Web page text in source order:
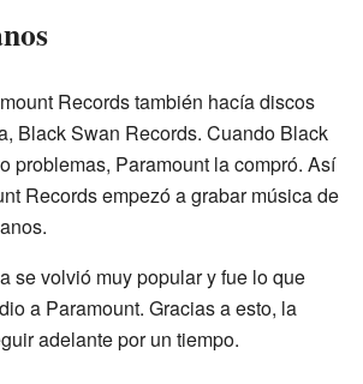
Records también hacía discos
Black Swan Records. Cuando Black
problemas, Paramount la compró. Así
Records empezó a grabar música de
se volvió muy popular y fue lo que
a Paramount. Gracias a esto, la
adelante por un tiempo.